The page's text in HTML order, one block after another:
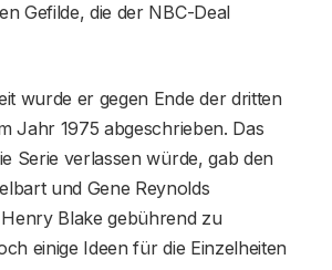
Gefilde, die der NBC-Deal
wurde er gegen Ende der dritten
Jahr 1975 abgeschrieben. Das
Serie verlassen würde, gab den
und Gene Reynolds
Blake gebührend zu
einige Ideen für die Einzelheiten